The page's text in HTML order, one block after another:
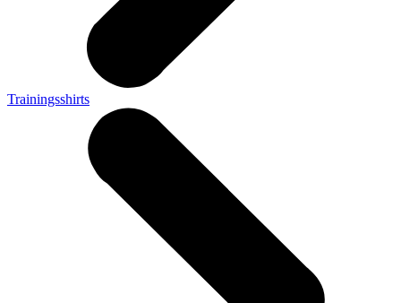
Trainingsshirts